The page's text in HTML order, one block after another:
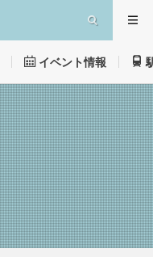
イベント情報